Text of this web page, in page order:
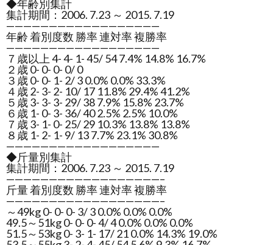
◆年齢別集計
集計期間：2006. 7.23 ～ 2015. 7.19
——————————————————
年齢 着別度数 勝率 連対率 複勝率
——————————————————
７歳以上 4- 4- 1- 45/ 54 7.4% 14.8% 16.7%
２歳 0- 0- 0- 0/ 0
３歳 0- 0- 1- 2/ 3 0.0% 0.0% 33.3%
４歳 2- 3- 2- 10/ 17 11.8% 29.4% 41.2%
５歳 3- 3- 3- 29/ 38 7.9% 15.8% 23.7%
６歳 1- 0- 3- 36/ 40 2.5% 2.5% 10.0%
７歳 3- 1- 0- 25/ 29 10.3% 13.8% 13.8%
８歳 1- 2- 1- 9/ 13 7.7% 23.1% 30.8%
——————————————————
◆斤量別集計
集計期間：2006. 7.23 ～ 2015. 7.19
——————————————————–
斤量 着別度数 勝率 連対率 複勝率
——————————————————–
～49kg 0- 0- 0- 3/ 3 0.0% 0.0% 0.0%
49.5～51kg 0- 0- 0- 4/ 4 0.0% 0.0% 0.0%
51.5～53kg 0- 3- 1- 17/ 21 0.0% 14.3% 19.0%